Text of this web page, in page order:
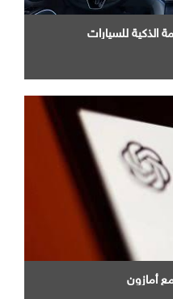
الذكية للسيارات